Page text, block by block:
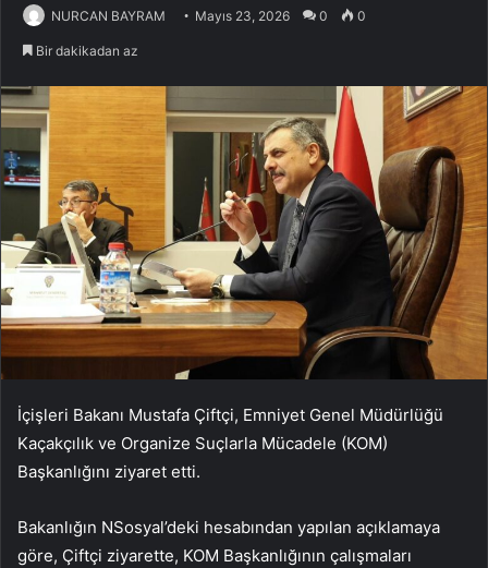
NURCAN BAYRAM Mayıs 23, 2026 0 0
Bir dakikadan az
İçişleri Bakanı Mustafa Çiftçi, Emniyet Genel Müdürlüğü
Kaçakçılık ve Organize Suçlarla Mücadele (KOM)
Başkanlığını ziyaret etti.
Bakanlığın NSosyal’deki hesabından yapılan açıklamaya
göre, Çiftçi ziyarette, KOM Başkanlığının çalışmaları